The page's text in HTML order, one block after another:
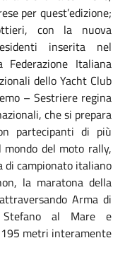
per quest’edizione;
con la nuova
inserita nel
Federazione Italiana
dello Yacht Club
– Sestriere regina
che si prepara
partecipanti di più
del moto rally,
di campionato italiano
la maratona della
Arma di
Stefano al Mare e
metri interamente